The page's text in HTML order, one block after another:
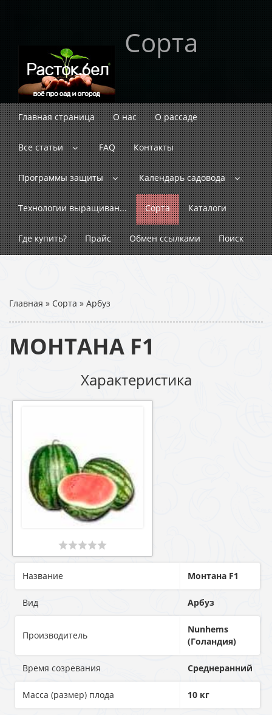
Сорта
Главная страница О нас О рассаде
Все статьи FAQ Контакты
Программы защиты Календарь садовода
Технологии выращиван... Сорта Каталоги
Где купить? Прайс Обмен ссылками Поиск
Главная » Сорта » Арбуз
МОНТАНА F1
Характеристика
Название Монтана F1
Вид Арбуз
Производитель
Nunhems
(Голандия)
Время созревания Среднеранний
Масса (размер) плода 10 кг